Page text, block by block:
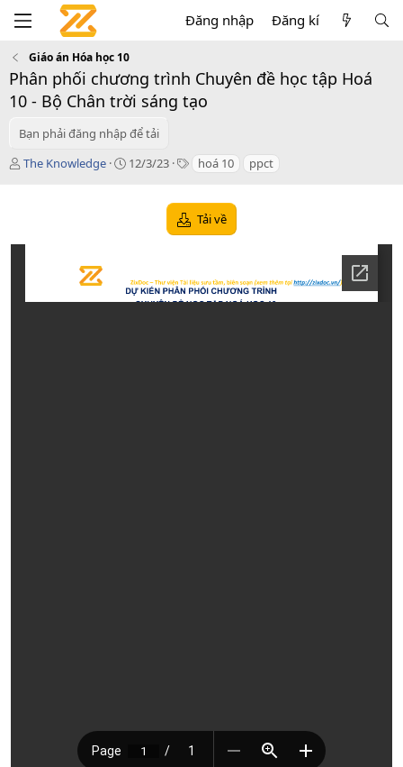
Đăng nhập Đăng kí
Giáo án Hóa học 10
Phân phối chương trình Chuyên đề học tập Hoá
10 - Bộ Chân trời sáng tạo
Bạn phải đăng nhập để tải
T
ả
The Knowledge
C
d
12/3/23
T hoá 10 ppct
Tải về